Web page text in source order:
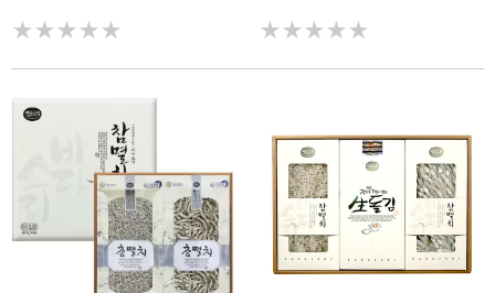
★★★★★
★★★★★ ★★★★★
★★★★★